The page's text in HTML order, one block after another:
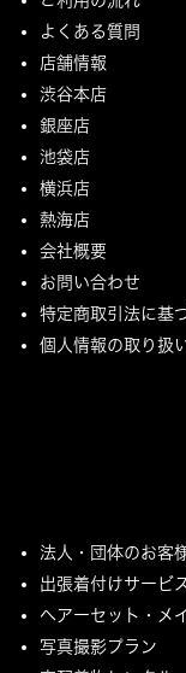
よくある質問
店舗情報
渋谷本店
銀座店
池袋店
横浜店
熱海店
会社概要
お問い合わせ
特定商取引法に基
個人情報の取り扱
法人・団体のお客
出張着付けサービス
ヘアーセット・メ
写真撮影プラン